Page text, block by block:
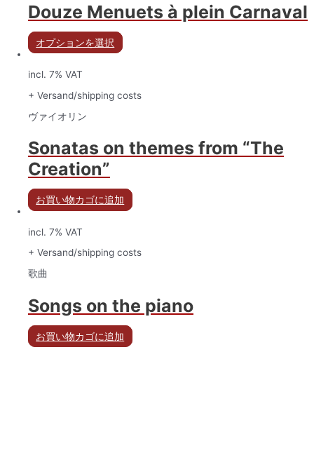
Douze Menuets à plein Carnaval
オプションを選択
incl. 7% VAT
+ Versand/shipping costs
ヴァイオリン
Sonatas on themes from “The
Creation”
お買い物カゴに追加
incl. 7% VAT
+ Versand/shipping costs
歌曲
Songs on the piano
お買い物カゴに追加